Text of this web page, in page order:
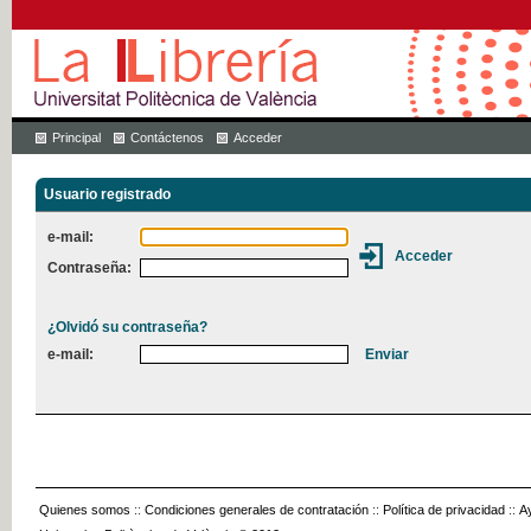
Principal Contáctenos Acceder
Usuario registrado
e-mail:
Contraseña:
¿Olvidó su contraseña?
e-mail:
Quienes somos :: Condiciones generales de contratación :: Política de privacidad ::